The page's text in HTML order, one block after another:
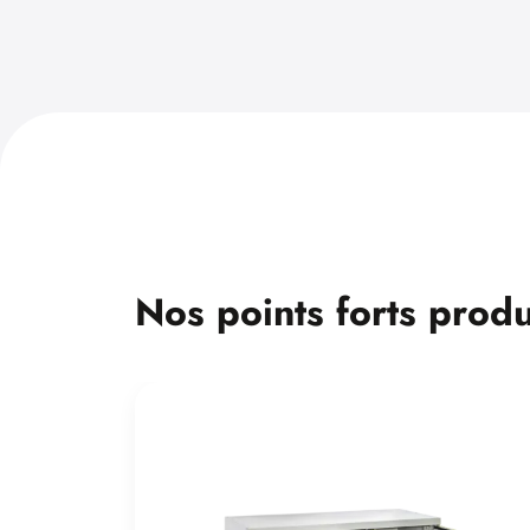
Nos points forts